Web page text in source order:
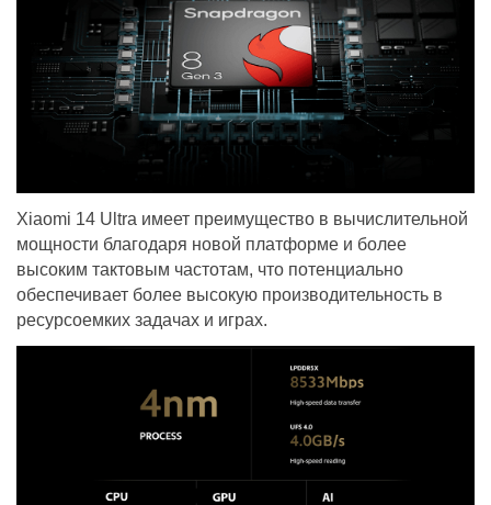
Xiaomi 14 Ultra имеет преимущество в вычислительной
мощности благодаря новой платформе и более
высоким тактовым частотам, что потенциально
обеспечивает более высокую производительность в
ресурсоемких задачах и играх.